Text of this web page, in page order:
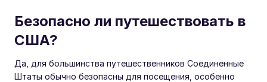
Безопасно ли путешествовать в
США?
Да, для большинства путешественников Соединенные
Штаты обычно безопасны для посещения, особенно